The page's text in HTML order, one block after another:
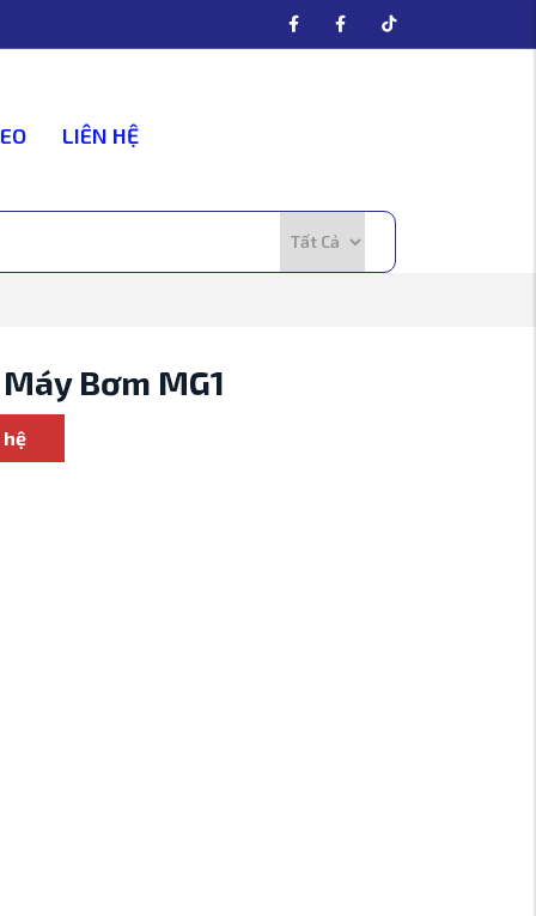
LIÊN HỆ
Bơm MG1